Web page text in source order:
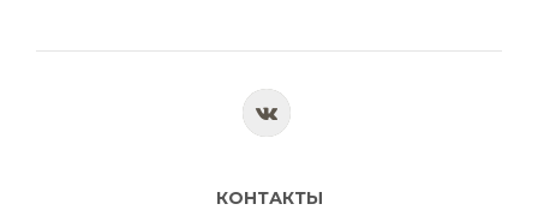
КОНТАКТЫ